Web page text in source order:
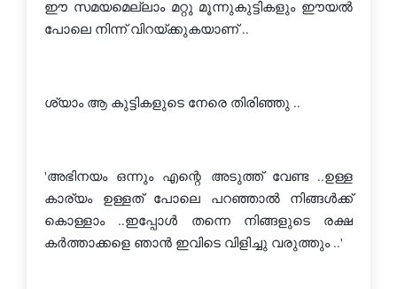
ഈ സമയമെല്ലാം മറ്റു മൂന്നുകുട്ടികളും ഈയല്‍
പോലെ നിന്ന് വിറയ്ക്കുകയാണ് ..
ശ്യാം ആ കുട്ടികളുടെ നേരെ തിരിഞ്ഞു ..
'അഭിനയം ഒന്നും എന്റെ അടുത്ത് വേണ്ട ..ഉള്ള
കാര്യം ഉള്ളത് പോലെ പറഞ്ഞാല്‍ നിങ്ങള്‍ക്ക്
കൊള്ളാം ..ഇപ്പോള്‍ തന്നെ നിങ്ങളുടെ രക്ഷ
കര്‍ത്താക്കളെ ഞാന്‍ ഇവിടെ വിളിച്ചു വരുത്തും ..'